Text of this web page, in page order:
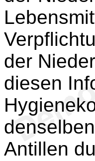
der
diesen
Antillen